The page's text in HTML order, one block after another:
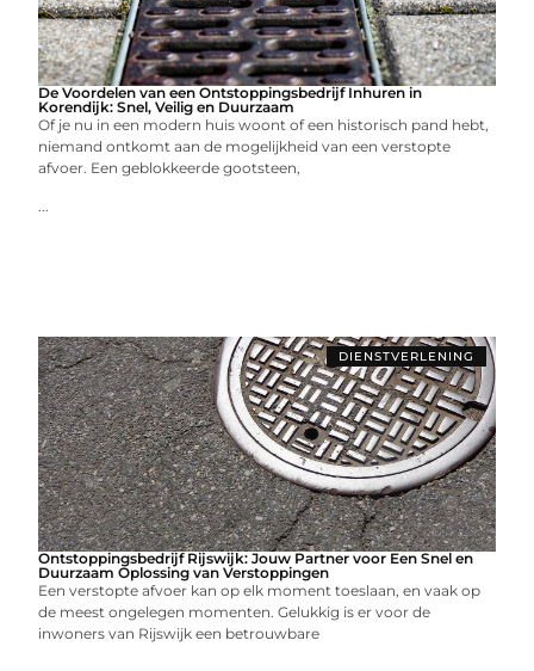
De Voordelen van een Ontstoppingsbedrijf Inhuren in
Korendijk: Snel, Veilig en Duurzaam
Of je nu in een modern huis woont of een historisch pand hebt,
niemand ontkomt aan de mogelijkheid van een verstopte
afvoer. Een geblokkeerde gootsteen,
...
DIENSTVERLENING
Ontstoppingsbedrijf Rijswijk: Jouw Partner voor Een Snel en
Duurzaam Oplossing van Verstoppingen
Een verstopte afvoer kan op elk moment toeslaan, en vaak op
de meest ongelegen momenten. Gelukkig is er voor de
inwoners van Rijswijk een betrouwbare